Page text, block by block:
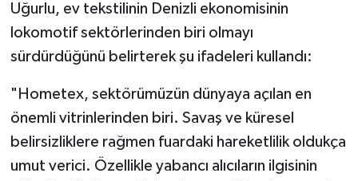
Uğurlu, ev tekstilinin Denizli ekonomisinin
lokomotif sektörlerinden biri olmayı
sürdürdüğünü belirterek şu ifadeleri kullandı:
"Hometex, sektörümüzün dünyaya açılan en
önemli vitrinlerinden biri. Savaş ve küresel
belirsizliklere rağmen fuardaki hareketlilik oldukça
umut verici. Özellikle yabancı alıcıların ilgisinin